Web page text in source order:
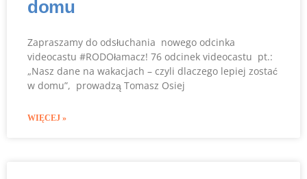
domu
Zapraszamy do odsłuchania nowego odcinka
videocastu #RODOłamacz! 76 odcinek videocastu pt.:
„Nasz dane na wakacjach – czyli dlaczego lepiej zostać
w domu”, prowadzą Tomasz Osiej
WIĘCEJ »